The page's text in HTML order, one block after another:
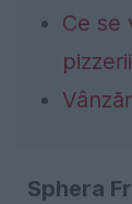
Ce se
Sphera